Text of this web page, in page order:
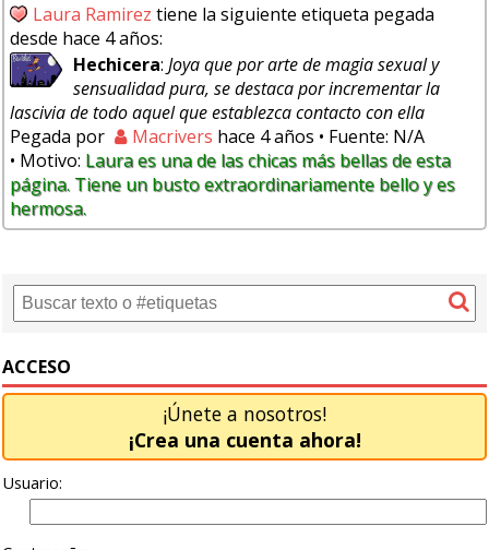
Laura Ramirez
desde hace 4 años:
Hechicera: Joya que por arte de magia sexual y
sensualidad pura, se destaca por incrementar la
lascivia de todo aquel que establezca contacto con ella
Pegada por
Macrivers hace 4 años • Fuente: N/A
• Motivo: Laura es una de las chicas más bellas de esta
página. Tiene un busto extraordinariamente bello y es
hermosa.
ACCESO
¡Únete a nosotros!
¡Crea una cuenta ahora!
Usuario: